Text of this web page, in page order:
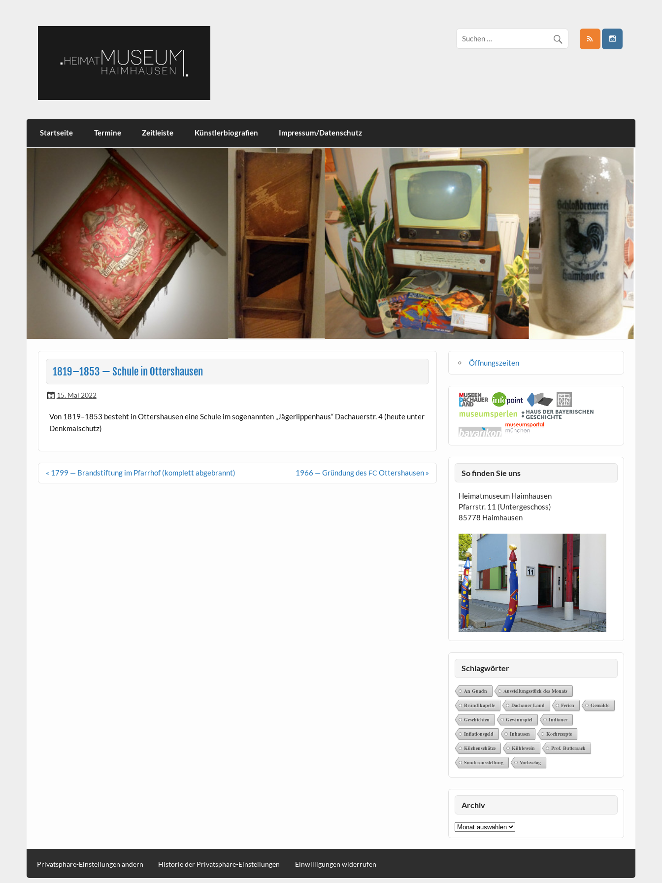
Startseite Termine Zeitleiste Künstlerbiografien Impressum/Datenschutz
1819–1853 — Schule in Ottershausen
15. Mai 2022
Von 1819–1853 beste­ht in Otter­shausen eine Schule im soge­nan­nten „Jäger­lip­pen­haus“ Dachauer­str. 4 (heute unter
Denkmalschutz)
Beitragsnavigation
« 1799 — Brandstiftung im Pfarrhof (komplett abgebrannt) 1966 — Gründung des FC Ottershausen »
Öffnungszeiten
So finden Sie uns
Heimatmuseum Haimhausen
Pfarrstr. 11 (Untergeschoss)
85778 Haimhausen
Schlagwörter
An Guadn Ausstellungsstück des Monats
Bründlkapelle Dachauer Land Ferien Gemälde
Geschichten Gewinnspiel Indianer
Inflationsgeld Inhausen Kochrezepte
Küchenschätze Kühlewein Prof. Buttersack
Sonderausstellung Vorlesetag
Archiv
Archiv
Privatsphäre-Einstellungen ändern Historie der Privatsphäre-Einstellungen Einwilligungen widerrufen